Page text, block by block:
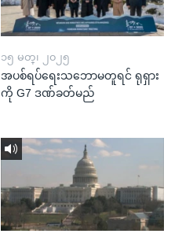
၁၅ မတ္၊ ၂၀၂၅
အပစ်ရပ်ရေးသဘောမတူရင် ရုရှား
ကို G7 ဒဏ်ခတ်မည်